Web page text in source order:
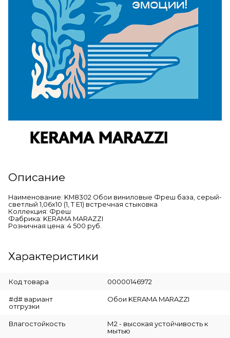
Описание
Наименование: KM8302 Обои виниловые Фреш база, серый-
светлый 1,06х10 (1, Т E1) встречная стыковка
Коллекция: Фреш
Фабрика: KERAMA MARAZZI
Розничная цена: 4 500 руб.
Характеристики
Код товара 00000146972
#d# вариант
отгрузки
Обои KERAMA MARAZZI
Влагостойкость
М2 - высокая устойчивость к
мытью